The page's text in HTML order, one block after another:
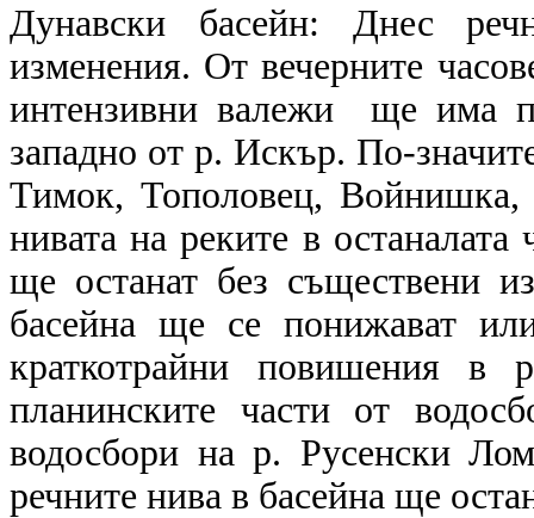
Дунавски басейн: Днес
изменения. От вечерните
интензивни валежи ще има
западно от р. Искър. По-
Тимок, Тополовец,
нивата на реките в
ще останат без съществени
басейна ще се понижават
краткотрайни повишения в
планинските части от
водосбори на р. Русенски
речните нива в басейна ще